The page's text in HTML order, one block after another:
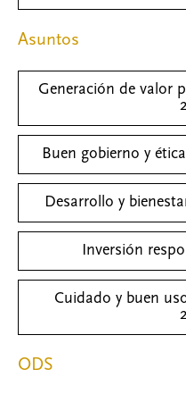
Asuntos
Generación de valor
Buen gobierno y
Desarrollo y
Inversión
Cuidado y buen
ODS